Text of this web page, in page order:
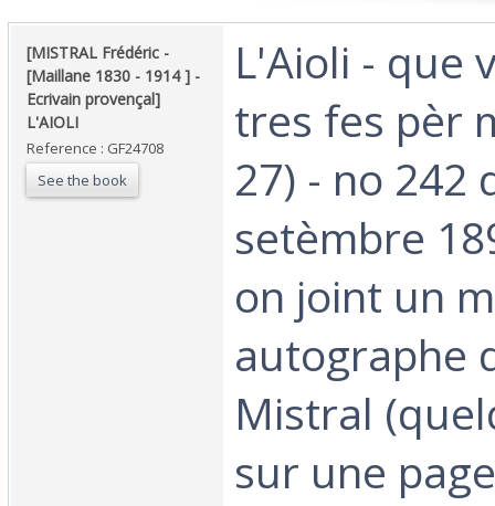
‎[MISTRAL Frédéric -
[Maillane 1830 - 1914 ] -
Ecrivain provençal]
L'AIOLI ‎
Reference : GF24708
See the book
‎L'Aioli - que
tres fes pèr
27) - no 242
setèmbre
on joint un
autographe
Mistral
sur une